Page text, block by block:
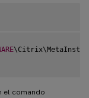
el comando